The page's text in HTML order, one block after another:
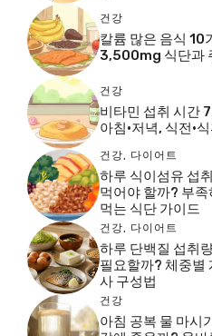
건강
칼륨 많은 음식 10
3,500mg 식단과
건강
비타민 섭취 시간
아침·저녁, 식전·
건강, 다이어트
하루 식이섬유 섭
먹어야 할까? 부족
먹는 식단 가이드
건강, 다이어트
하루 단백질 섭취
필요할까? 체중별
사 구성법
건강
아침 공복 물 마시